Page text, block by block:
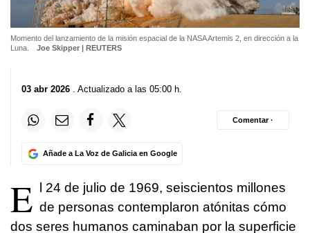
Momento del lanzamiento de la misión espacial de la NASA Artemis 2, en dirección a la
Luna.
Joe Skipper | REUTERS
03 abr 2026 . Actualizado a las 05:00 h.
Añade a La Voz de Galicia en Google
Comentar ·
E
l 24 de julio de 1969, seiscientos millones
de personas contemplaron atónitas cómo
dos seres humanos caminaban por la superficie